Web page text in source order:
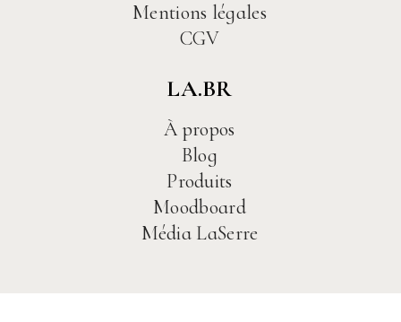
Mentions légales
CGV
LA.BR
À propos
Blog
Produits
Moodboard
Média LaSerre